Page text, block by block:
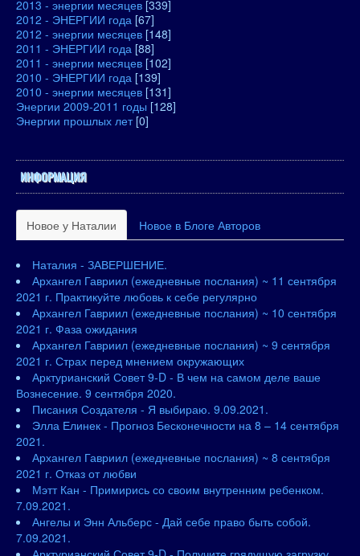
2013 - энергии месяцев [339]
2012 - ЭНЕРГИИ года [67]
2012 - энергии месяцев [148]
2011 - ЭНЕРГИИ года [88]
2011 - энергии месяцев [102]
2010 - ЭНЕРГИИ года [139]
2010 - энергии месяцев [131]
Энергии 2009-2011 годы [128]
Энергии прошлых лет [0]
ИНФОРМАЦИЯ
Новое у Наталии Новое в Блоге Авторов
Наталия - ЗАВЕРШЕНИЕ.
Архангел Гавриил (ежедневные послания) ~ 11 сентября
2021 г. Практикуйте любовь к себе регулярно
Архангел Гавриил (ежедневные послания) ~ 10 сентября
2021 г. Фаза ожидания
Архангел Гавриил (ежедневные послания) ~ 9 сентября
2021 г. Страх перед мнением окружающих
Арктурианский Совет 9-D - В чем на самом деле ваше
Вознесение. 9 сентября 2020.
Писания Создателя - Я выбираю. 9.09.2021.
Элла Елинек - Прогноз Бесконечности на 8 – 14 сентября
2021.
Архангел Гавриил (ежедневные послания) ~ 8 сентября
2021 г. Отказ от любви
Мэтт Кан - Примирись со своим внутренним ребенком.
7.09.2021.
Ангелы и Энн Альберс - Дай себе право быть собой.
7.09.2021.